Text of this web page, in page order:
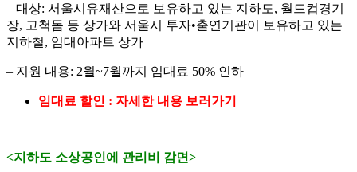
– 대상: 서울시유재산으로 보유하고 있는 지하도, 월드컵경기
장, 고척돔 등 상가와 서울시 투자•출연기관이 보유하고 있는
지하철, 임대아파트 상가
– 지원 내용: 2월~7월까지 임대료 50% 인하
임대료 할인 : 자세한 내용 보러가기
<지하도 소상공인에 관리비 감면>